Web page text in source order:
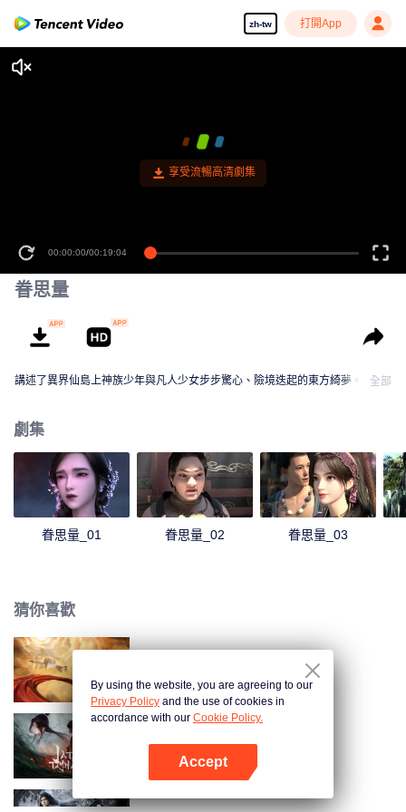
zh-tw 打開App
享受流暢高清劇集
00:00:00/00:19:04
眷思量
講述了異界仙島上神族少年與凡人少女步步驚心、險境迭起的東方綺夢。 全部
劇集
眷思量_01 眷思量_02 眷思量_03
猜你喜歡
誅仙動漫
By using the website, you are agreeing to our
Privacy Policy and the use of cookies in
accordance with our Cookie Policy.
Accept